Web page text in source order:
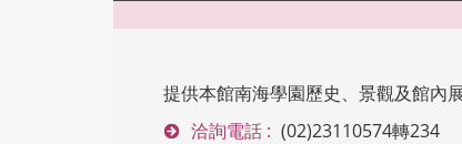
提供本館南海學園歷史、景觀及館內
洽詢電話 : (02)23110574轉234